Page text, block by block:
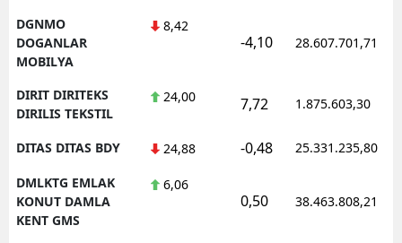
DGNMO
DOGANLAR
MOBILYA
8,42
-4,10 28.607.701,71
DIRIT DIRITEKS
DIRILIS TEKSTIL
24,00 7,72 1.875.603,30
DITAS DITAS BDY 24,88 -0,48 25.331.235,80
DMLKTG EMLAK
KONUT DAMLA
KENT GMS
6,06
0,50 38.463.808,21